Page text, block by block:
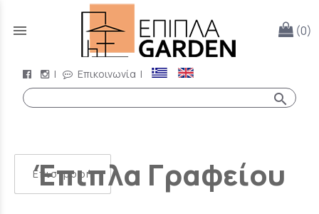
menu (0)
| Επικοινωνία |
search
Έπιπλα Γραφείου
Επιστροφή